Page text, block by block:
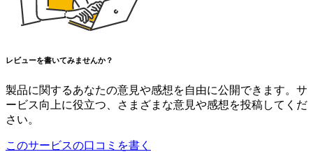
レビューを書いてみませんか？
製品に関するあなたの意見や感想を自由に公開できます。サ
ービス向上に役立つ、さまざまな意見や感想を投稿してくだ
さい。
このサービスの口コミを書く